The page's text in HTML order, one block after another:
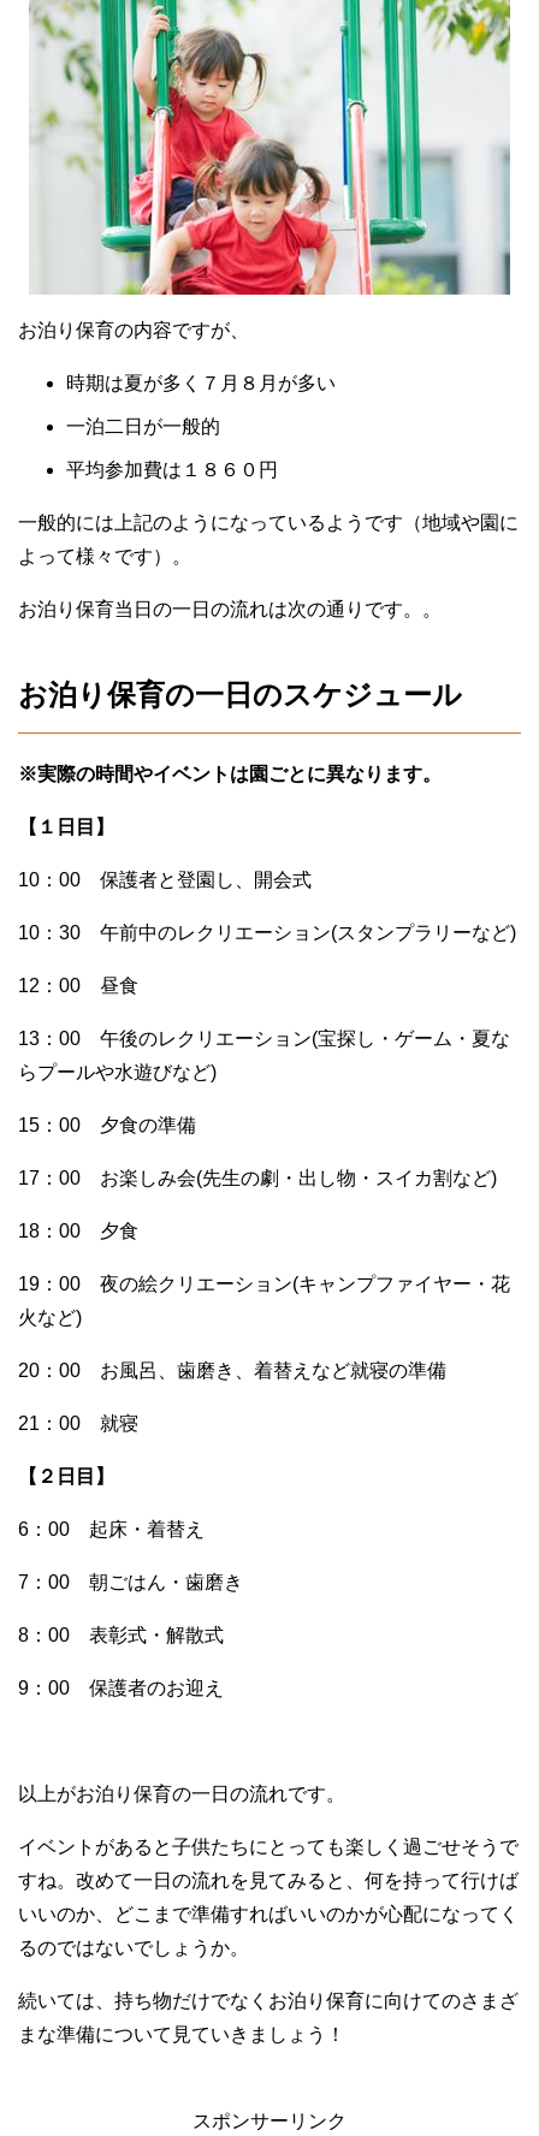
お泊り保育の内容ですが、
時期は夏が多く７月８月が多い
一泊二日が一般的
平均参加費は１８６０円
一般的には上記のようになっているようです（地域や園に
よって様々です）。
お泊り保育当日の一日の流れは次の通りです。。
お泊り保育の一日のスケジュール
※実際の時間やイベントは園ごとに異なります。
【１日目】
10：00 保護者と登園し、開会式
10：30 午前中のレクリエーション(スタンプラリーなど)
12：00 昼食
13：00 午後のレクリエーション(宝探し・ゲーム・夏な
らプールや水遊びなど)
15：00 夕食の準備
17：00 お楽しみ会(先生の劇・出し物・スイカ割など)
18：00 夕食
19：00 夜の絵クリエーション(キャンプファイヤー・花
火など)
20：00 お風呂、歯磨き、着替えなど就寝の準備
21：00 就寝
【２日目】
6：00 起床・着替え
7：00 朝ごはん・歯磨き
8：00 表彰式・解散式
9：00 保護者のお迎え
以上がお泊り保育の一日の流れです。
イベントがあると子供たちにとっても楽しく過ごせそうで
すね。改めて一日の流れを見てみると、何を持って行けば
いいのか、どこまで準備すればいいのかが心配になってく
るのではないでしょうか。
続いては、持ち物だけでなくお泊り保育に向けてのさまざ
まな準備について見ていきましょう！
スポンサーリンク